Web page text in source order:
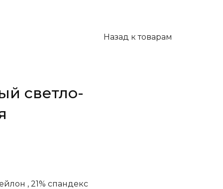
Назад к товарам
светло-
,21% спандекс